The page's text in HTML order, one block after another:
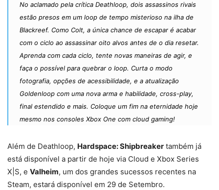
No aclamado pela crítica Deathloop, dois assassinos rivais
estão presos em um loop de tempo misterioso na ilha de
Blackreef. Como Colt, a única chance de escapar é acabar
com o ciclo ao assassinar oito alvos antes de o dia resetar.
Aprenda com cada ciclo, tente novas maneiras de agir, e
faça o possível para quebrar o loop. Curta o modo
fotografia, opções de acessibilidade, e a atualização
Goldenloop com uma nova arma e habilidade, cross-play,
final estendido e mais. Coloque um fim na eternidade hoje
mesmo nos consoles Xbox One com cloud gaming!
Além de Deathloop, Hardspace: Shipbreaker também já
está disponível a partir de hoje via Cloud e Xbox Series
X|S, e Valheim, um dos grandes sucessos recentes na
Steam, estará disponível em 29 de Setembro.